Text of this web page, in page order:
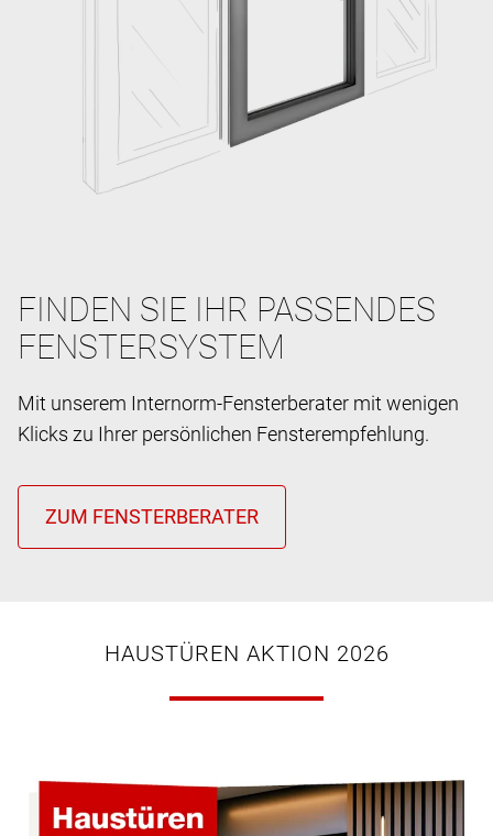
FINDEN SIE IHR PASSENDES
FENSTERSYSTEM
Mit unserem Internorm-Fensterberater mit wenigen
Klicks zu Ihrer persönlichen Fensterempfehlung.
HAUSTÜREN AKTION 2026